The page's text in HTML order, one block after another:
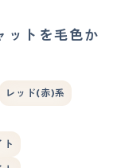
ットを毛色か
レッド(赤)系
ト